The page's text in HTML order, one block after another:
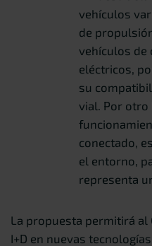
vehículos
de
vehículos de
eléctricos,
su
vial. Por otro
conectado,
el entorno,
representa
La propuesta permitirá
I+D en nuevas